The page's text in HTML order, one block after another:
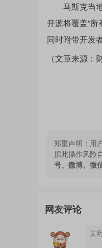
马斯克当地
开源将覆盖“
同时附带开发
（文章来源：
郑重声明： 用
据此操作风险
号、微博、微
网友评论